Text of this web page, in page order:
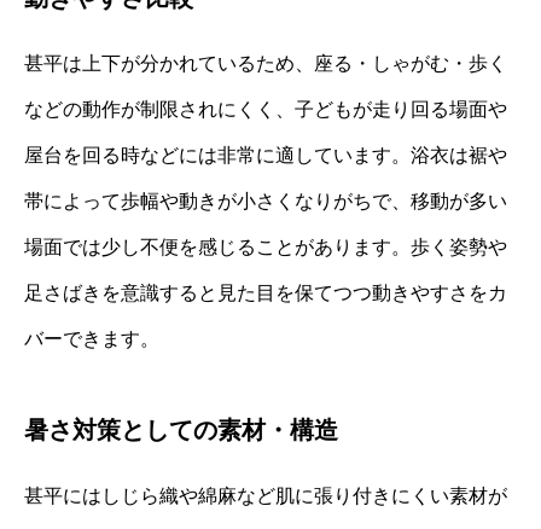
甚平は上下が分かれているため、座る・しゃがむ・歩く
などの動作が制限されにくく、子どもが走り回る場面や
屋台を回る時などには非常に適しています。浴衣は裾や
帯によって歩幅や動きが小さくなりがちで、移動が多い
場面では少し不便を感じることがあります。歩く姿勢や
足さばきを意識すると見た目を保てつつ動きやすさをカ
バーできます。
暑さ対策としての素材・構造
甚平にはしじら織や綿麻など肌に張り付きにくい素材が